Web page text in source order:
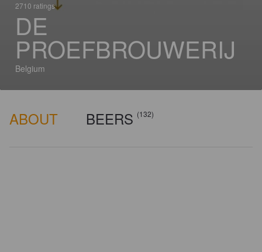
2710 ratings
DE
PROEFBROUWERIJ
Belgium
ABOUT BEERS (132)